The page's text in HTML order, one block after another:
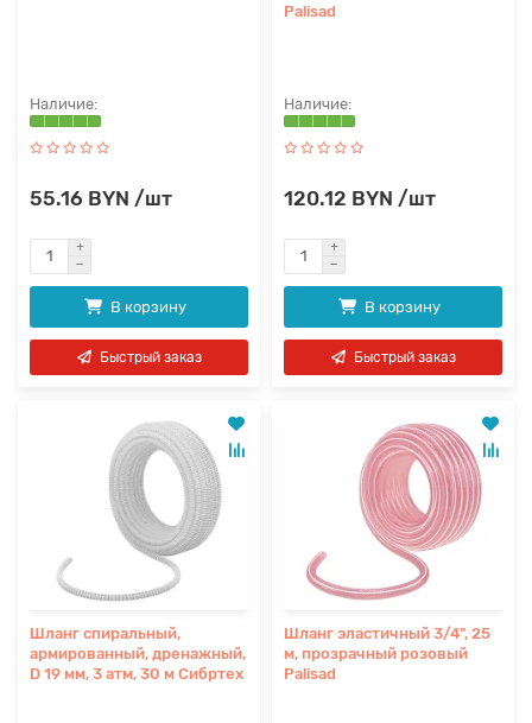
55.16 BYN /шт
В корзину
Быстрый заказ
Palisad
120.12 BYN /шт
В корзину
Быстрый заказ
Шланг спиральный,
армированный, дренажный,
D 19 мм, 3 атм, 30 м Сибртех
Шланг эластичный 3/4", 25
м, прозрачный розовый
Palisad